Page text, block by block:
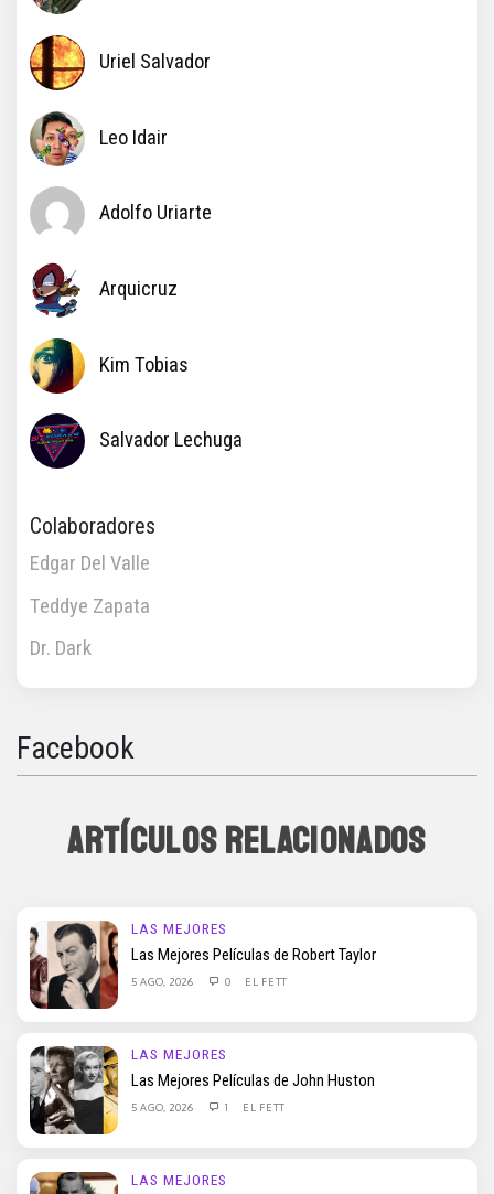
Uriel Salvador
Leo Idair
Adolfo Uriarte
Arquicruz
Kim Tobias
Salvador Lechuga
Colaboradores
Edgar Del Valle
Teddye Zapata
Dr. Dark
Facebook
ARTÍCULOS RELACIONADOS
LAS MEJORES
Las Mejores Películas de Robert Taylor
5 AGO, 2026 0 EL FETT
LAS MEJORES
Las Mejores Películas de John Huston
5 AGO, 2026 1 EL FETT
LAS MEJORES